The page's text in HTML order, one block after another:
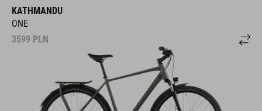
KATHMANDU
ONE
3599 PLN